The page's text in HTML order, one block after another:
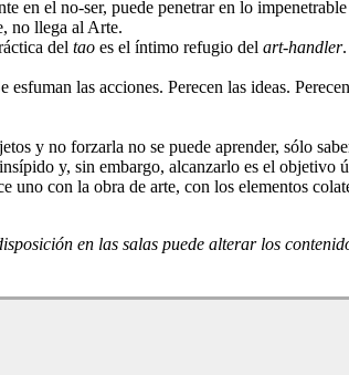
en el no-ser, puede penetrar en lo
no llega al Arte.
del tao es el íntimo refugio del art-handler
las acciones. Perecen las ideas.
y no forzarla no se puede aprender, sólo
y, sin embargo, alcanzarlo es el objetivo
uno con la obra de arte, con los elementos
en las salas puede alterar los